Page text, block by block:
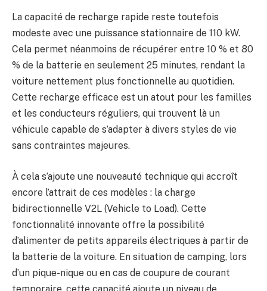
La capacité de recharge rapide reste toutefois
modeste avec une puissance stationnaire de 110 kW.
Cela permet néanmoins de récupérer entre 10 % et 80
% de la batterie en seulement 25 minutes, rendant la
voiture nettement plus fonctionnelle au quotidien.
Cette recharge efficace est un atout pour les familles
et les conducteurs réguliers, qui trouvent là un
véhicule capable de s’adapter à divers styles de vie
sans contraintes majeures.
À cela s’ajoute une nouveauté technique qui accroît
encore l’attrait de ces modèles : la charge
bidirectionnelle V2L (Vehicle to Load). Cette
fonctionnalité innovante offre la possibilité
d’alimenter de petits appareils électriques à partir de
la batterie de la voiture. En situation de camping, lors
d’un pique-nique ou en cas de coupure de courant